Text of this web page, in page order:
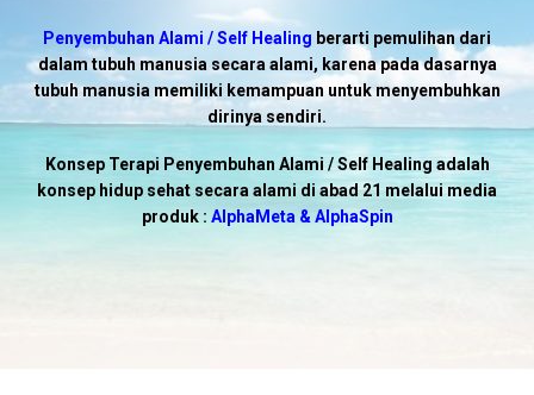
Penyembuhan Alami / Self Healing berarti pemulihan dari
dalam tubuh manusia secara alami, karena pada dasarnya
tubuh manusia memiliki kemampuan untuk menyembuhkan
dirinya sendiri.
Konsep Terapi Penyembuhan Alami / Self Healing adalah
konsep hidup sehat secara alami di abad 21 melalui media
produk : AlphaMeta & AlphaSpin